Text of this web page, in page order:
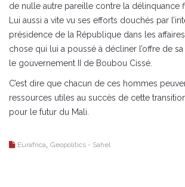
de nulle autre pareille contre la délinquance
Lui aussi a vite vu ses efforts douchés par
présidence de la République dans les
chose qui lui a poussé à décliner l’offre de
le gouvernement II de Boubou Cissé.
C’est dire que chacun de ces hommes
ressources utiles au succès de cette
pour le futur du Mali.
Eurafrica Geopolitics - Sahel